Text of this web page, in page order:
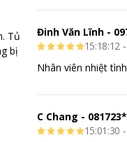
có khả năng làm lạnh
ngăn đông mềm
Đinh Văn Lĩnh-
15:18:12
Nhân viên nhiệt
C Chang -
15:01:30